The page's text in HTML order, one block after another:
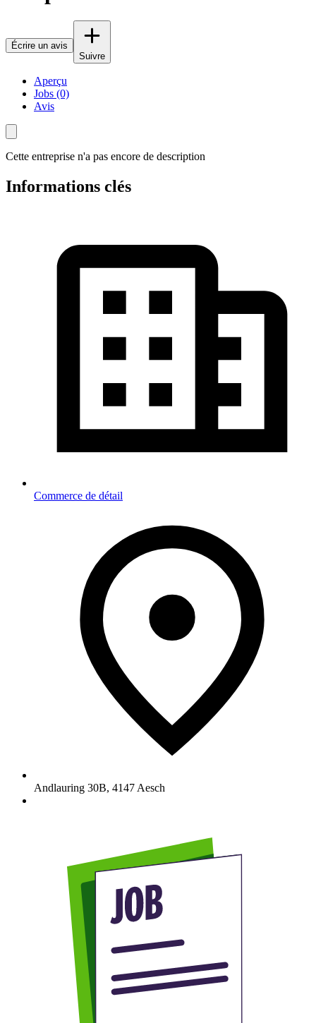
Écrire un avis
Suivre
Aperçu
Jobs (0)
Avis
Cette entreprise n'a pas encore de description
Informations clés
Commerce de détail
Andlauring 30B, 4147 Aesch